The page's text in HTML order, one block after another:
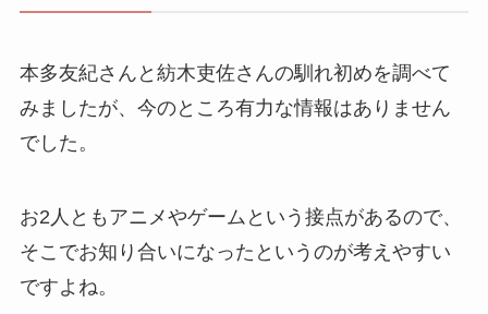
本多友紀さんと紡木吏佐さんの馴れ初めを調べて
みましたが、今のところ有力な情報はありません
でした。
お2人ともアニメやゲームという接点があるので、
そこでお知り合いになったというのが考えやすい
ですよね。